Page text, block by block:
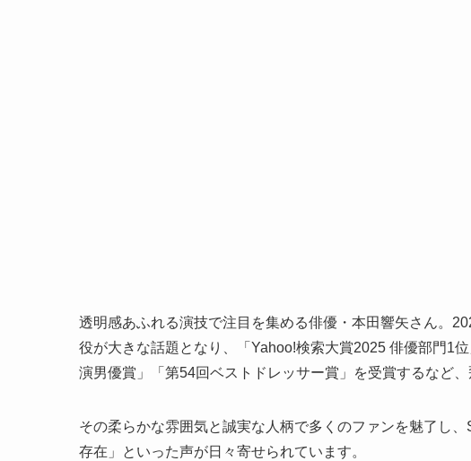
透明感あふれる演技で注目を集める俳優・本田響矢さん。
役が大きな話題となり、「Yahoo!検索大賞2025 俳優部門1
演男優賞」「第54回ベストドレッサー賞」を受賞するなど、
その柔らかな雰囲気と誠実な人柄で多くのファンを魅了し
存在」といった声が日々寄せられています。